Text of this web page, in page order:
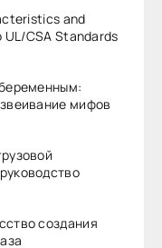
and
CSA Standards
мифов
создания